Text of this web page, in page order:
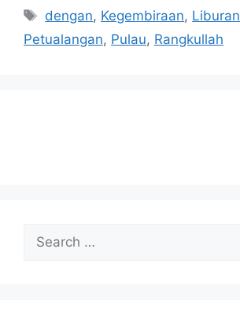
Tags
dengan, Kegembiraan, Liburan
Petualangan, Pulau, Rangkullah
for: